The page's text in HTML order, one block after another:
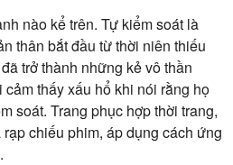
nào kể trên. Tự kiểm soát là
thân bắt đầu từ thời niên thiếu
trở thành những kẻ vô thần
thấy xấu hổ khi nói rằng họ
soát. Trang phục hợp thời trang,
chiếu phim, áp dụng cách ứng